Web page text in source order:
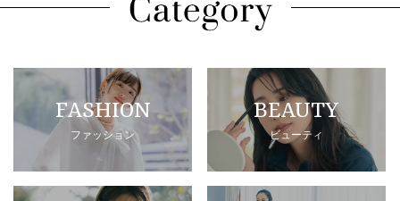
FASHION
ファッション
BEAUTY
ビューティ